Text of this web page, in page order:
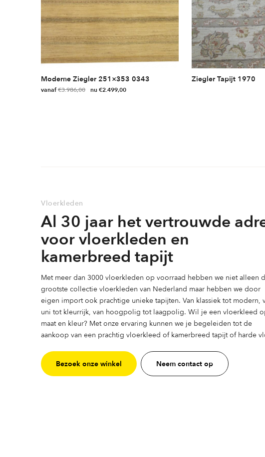
Moderne Ziegler 251×353 0343
vanaf€3.986,00 €2.499,00
worden
op
de
productpagina
Ziegler Tapijt 1970
Vloerkleden
Al 30 jaar het vertrouwde
voor vloerkleden en
kamerbreed tapijt
Met meer dan 3000 vloerkleden op voorraad hebben we niet alleen
grootste collectie vloerkleden van Nederland maar hebben we door
eigen import ook prachtige unieke tapijten. Van klassiek tot modern,
uni tot kleurrijk, van hoogpolig tot laagpolig. Wil je een vloerkleed
maat en kleur? Met onze ervaring kunnen we je begeleiden tot de
aankoop van een prachtig vloerkleed of kamerbreed tapijt of harde
Bezoek onze winkel Neem contact op